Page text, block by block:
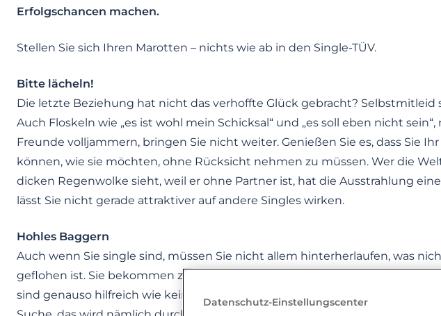
Erfolgschancen machen.
Stellen Sie sich Ihren Marotten – nichts wie ab in den Single-TÜV.
Bitte lächeln!
Die letzte Beziehung hat nicht das verhoffte Glück gebracht? Selbstmitleid
Auch Floskeln wie „es ist wohl mein Schicksal“ und „es soll eben nicht
Freunde volljammern, bringen Sie nicht weiter. Genießen Sie es, dass Sie
können, wie sie möchten, ohne Rücksicht nehmen zu müssen. Wer die
dicken Regenwolke sieht, weil er ohne Partner ist, hat die Ausstrahlung
lässt Sie nicht gerade attraktiver auf andere Singles wirken.
Hohles Baggern
Auch wenn Sie single sind, müssen Sie nicht allem hinterherlaufen, was
geflohen ist. Sie bekommen zwar Übung darin Fremde anzusprechen, aber
sind genauso hilfreich wie keine Anmache. Seien Sie nicht so verzweifelt
Datenschutz-Einstellungscenter